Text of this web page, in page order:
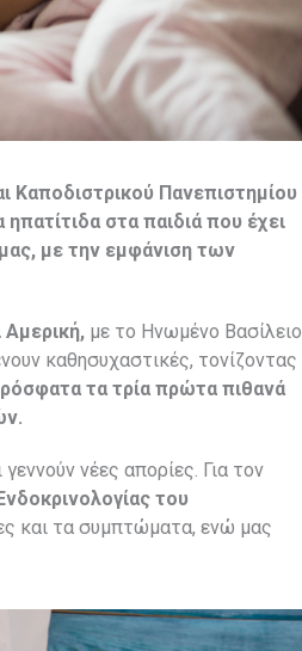
Καποδιστρικού Πανεπιστημίου
στα παιδιά που έχει
με την εμφάνιση των
Αμερική, με το Ηνωμένο Βασίλειο
καθησυχαστικές, τονίζοντας
τα τρία πρώτα πιθανά
νέες απορίες. Για τον
του
και τα συμπτώματα, ενώ μας